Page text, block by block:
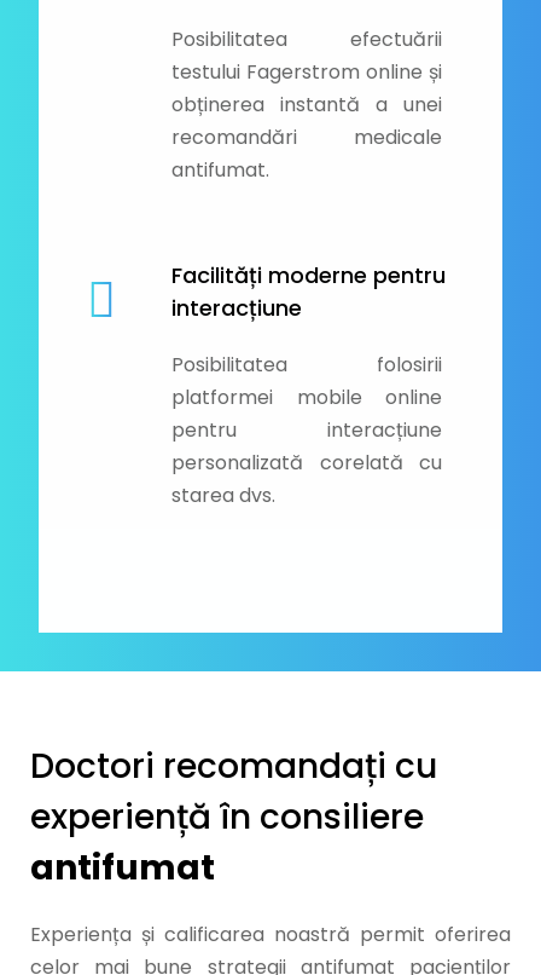
Posibilitatea efectuării
testului Fagerstrom online și
obținerea instantă a unei
recomandări medicale
antifumat.
Facilități moderne pentru
interacțiune
Posibilitatea folosirii
platformei mobile online
pentru interacțiune
personalizată corelată cu
starea dvs.
Doctori recomandați cu
experiență în consiliere
antifumat
Experiența și calificarea noastră permit oferirea
celor mai bune strategii antifumat pacienților